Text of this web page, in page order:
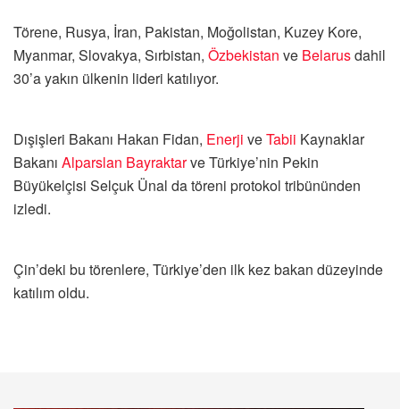
Törene, Rusya, İran, Pakistan, Moğolistan, Kuzey Kore,
Myanmar, Slovakya, Sırbistan, Özbekistan ve Belarusdahil
30’a yakın ülkenin lideri katılıyor.
Dışişleri Bakanı Hakan Fidan, Enerji veTabii Kaynaklar
Bakanı Alparslan Bayraktarve Türkiye’nin Pekin
Büyükelçisi Selçuk Ünal da töreni protokol tribününden
izledi.
Çin’deki bu törenlere, Türkiye’den ilk kez bakan düzeyinde
katılım oldu.